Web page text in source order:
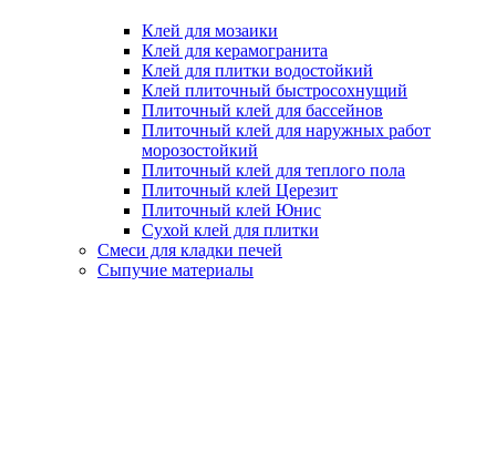
Клей для мозаики
Клей для керамогранита
Клей для плитки водостойкий
Клей плиточный быстросохнущий
Плиточный клей для бассейнов
Плиточный клей для наружных работ
морозостойкий
Плиточный клей для теплого пола
Плиточный клей Церезит
Плиточный клей Юнис
Сухой клей для плитки
Смеси для кладки печей
Сыпучие материалы